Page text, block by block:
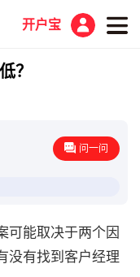
开户宝
？
问一问
可能取决于两个因
没有找到客户经理